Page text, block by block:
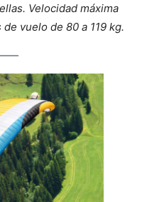
Velocidad máxima
vuelo de 80 a 119 kg.